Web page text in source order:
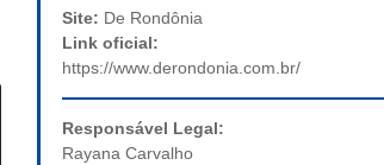
Site: De Rondônia
Link oficial:
https://www.derondonia.com.br/
Responsável Legal:
Rayana Carvalho